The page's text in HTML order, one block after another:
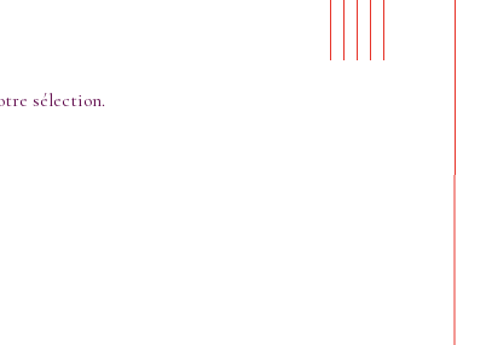
sélection.